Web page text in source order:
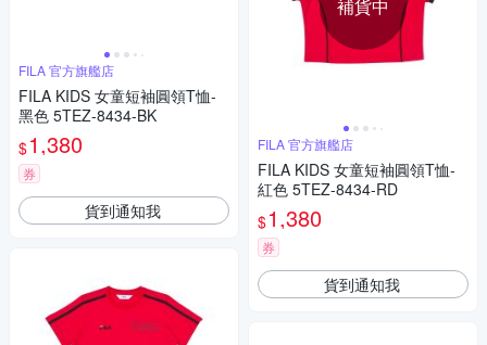
FILA 官方旗艦店
FILA KIDS 女童短袖圓領T恤-
黑色 5TEZ-8434-BK
$1,380
券
貨到通知我
補貨中
FILA 官方旗艦店
FILA KIDS 女童短袖圓領T恤-
紅色 5TEZ-8434-RD
$1,380
券
貨到通知我